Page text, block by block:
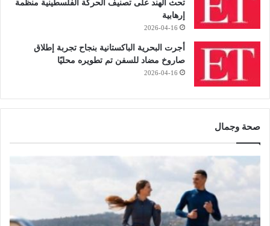
تحث الهند على تصنيف الحركة الفلسطينية منظمة
إرهابية
2026-04-16
أجرت البحرية الباكستانية بنجاح تجربة إطلاق
صاروخ مضاد للسفن تم تطويره محليًا
2026-04-16
صحة وجمال